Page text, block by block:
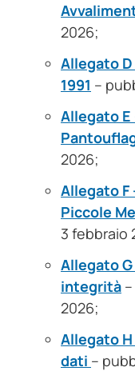
2026;
Allegato D
1991 –
Allegato
2026;
Allegato F
Piccole
3 febbraio
Allegato
integrità
2026;
Allegato
dati –